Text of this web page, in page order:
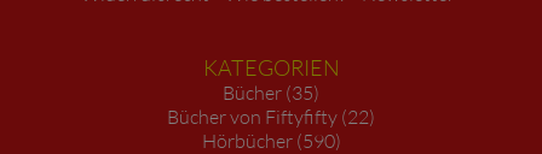
KATEGORIEN
Bücher (35)
Bücher von Fiftyfifty (22)
Hörbücher (590)